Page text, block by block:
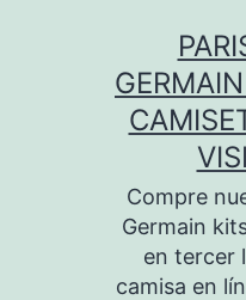
Compre
Germain
en tercer
camisa en